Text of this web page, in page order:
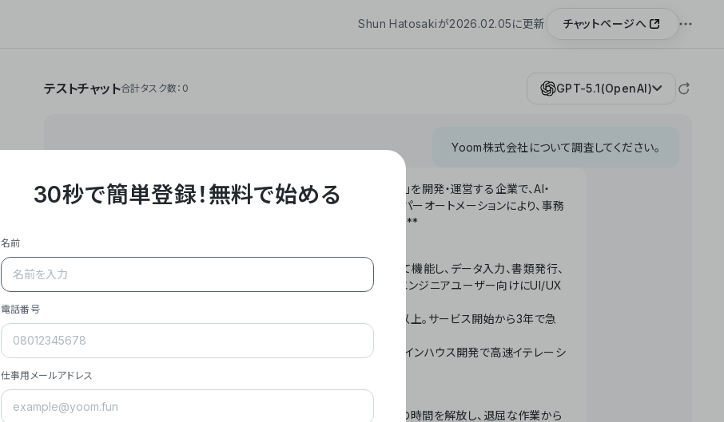
Shun Hatosakiが2026.02.05に更新 チャットページへ
テストチャット合計タスク数：0 GPT-5.1(OpenAI)
Yoom株式会社について調査してください。
**Yoom株式会社は、ビジネスオートメーションSaaS「Yoom」を開発・運営する企業で、AI・
API・RPA・OCRなどの技術をノーコードで組み合わせたハイパーオートメーションにより、事務
作業やデスクワークを自動化するサービスを提供しています。**
- **主力プロダクト「Yoom」**: SaaS連携データベースとして機能し、データ入力、書類発行、
メール対応、請求書処理、日報作成などの業務を自動化。非エンジニアユーザー向けにUI/UX
- **実績**: 国内利用社数20,000社超、直近成長率300%以上。サービス開始から3年で急
- **強み**: すべての自動化技術を1プラットフォームで完結。インハウス開発で高速イテレーシ
- **ミッション**: 「We Make Time」 – テクノロジーで人々の時間を解放し、退屈な作業から
30秒で簡単登録！無料で始める
名前
電話番号
仕事用メールアドレス